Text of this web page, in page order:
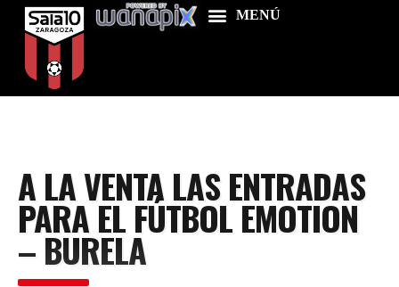
Food & Drink
Features
News
Contacts
A LA VENTA LAS ENTRADAS
PARA EL FÚTBOL EMOTION
– BURELA